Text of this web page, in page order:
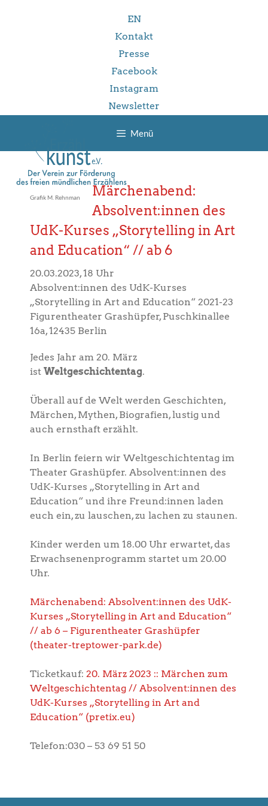
EN
Kontakt
Presse
Facebook
Instagram
Newsletter
Menü
Grafik M. Rehnman
Märchenabend:
Absolvent:innen des
UdK-Kurses „Storytelling in Art
and Education“ // ab 6
20.03.2023, 18 Uhr
Absolvent:innen des UdK-Kurses
„Storytelling in Art and Education“ 2021-23
Figurentheater Grashüpfer, Puschkinallee
16a, 12435 Berlin
Jedes Jahr am 20. März
ist Weltgeschichtentag.
Überall auf de Welt werden Geschichten,
Märchen, Mythen, Biografien, lustig und
auch ernsthaft erzählt.
In Berlin feiern wir Weltgeschichtentag im
Theater Grashüpfer. Absolvent:innen des
UdK-Kurses „Storytelling in Art and
Education“ und ihre Freund:innen laden
euch ein, zu lauschen, zu lachen zu staunen.
Kinder werden um 18.00 Uhr erwartet, das
Erwachsenenprogramm startet um 20.00
Uhr.
Märchenabend: Absolvent:innen des UdK-
Kurses „Storytelling in Art and Education“
// ab 6 – Figurentheater Grashüpfer
(theater-treptower-park.de)
Ticketkauf: 20. März 2023 :: Märchen zum
Weltgeschichtentag // Absolvent:innen des
UdK-Kurses „Storytelling in Art and
Education“ (pretix.eu)
Telefon:030 – 53 69 51 50